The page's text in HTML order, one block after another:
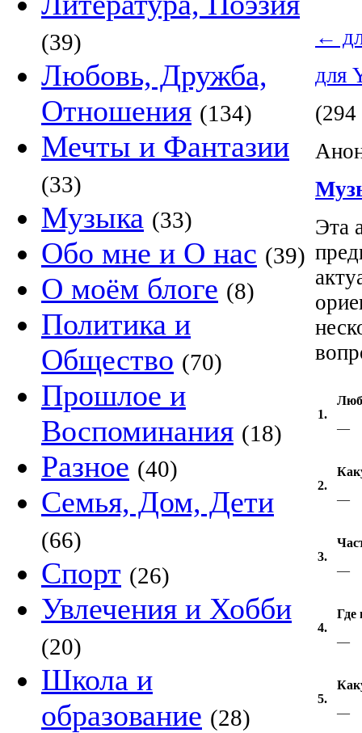
(39)
Любовь, Дружба,
Отношения (134)
Мечты и Фантазии
(33)
Музыка (33)
Обо мне и О нас (39)
О моём блоге (8)
Политика и
Общество (70)
Прошлое и
Воспоминания (18)
Разное (40)
Семья, Дом, Дети
(66)
Спорт (26)
Увлечения и Хобби
(20)
Школа и
образование (28)
←
для
(294
Эта
1.
—
2.
—
3.
—
4.
Где
—
5.
—